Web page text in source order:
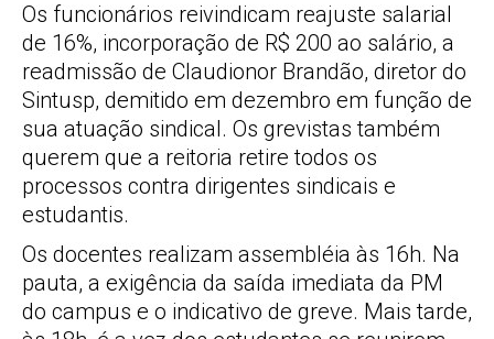
Os funcionários reivindicam reajuste salarial
de 16%, incorporação de R$ 200 ao salário, a
readmissão de Claudionor Brandão, diretor do
Sintusp, demitido em dezembro em função de
sua atuação sindical. Os grevistas também
querem que a reitoria retire todos os
processos contra dirigentes sindicais e
estudantis.
Os docentes realizam assembléia às 16h. Na
pauta, a exigência da saída imediata da PM
do campus e o indicativo de greve. Mais tarde,